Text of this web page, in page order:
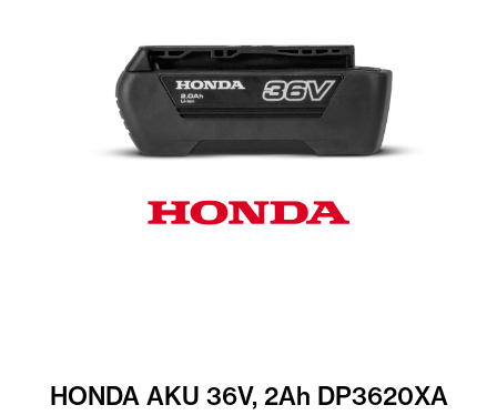
HONDA AKU 36V, 2Ah DP3620XA